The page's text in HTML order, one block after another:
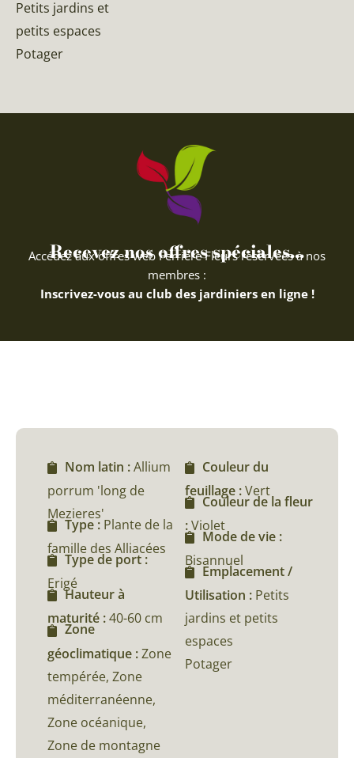
Petits jardins et
petits espaces
Potager
Recevez nos offres spéciales...
Accédez aux offres web Ferriere Fleurs réservées à nos
membres :
Inscrivez-vous au club des jardiniers en ligne !
Nom latin :Allium
porrum 'long de
Mezieres'
Type : Plante de la
famille des Alliacées
Type de port :
Erigé
Hauteur à
maturité :40-60 cm
Zone
géoclimatique :Zone
tempérée, Zone
méditerranéenne,
Zone océanique,
Zone de montagne
Couleur du
feuillage :Vert
Couleur de la fleur
:Violet
Mode de vie :
Bisannuel
Emplacement /
Utilisation : Petits
jardins et petits
espaces
Potager